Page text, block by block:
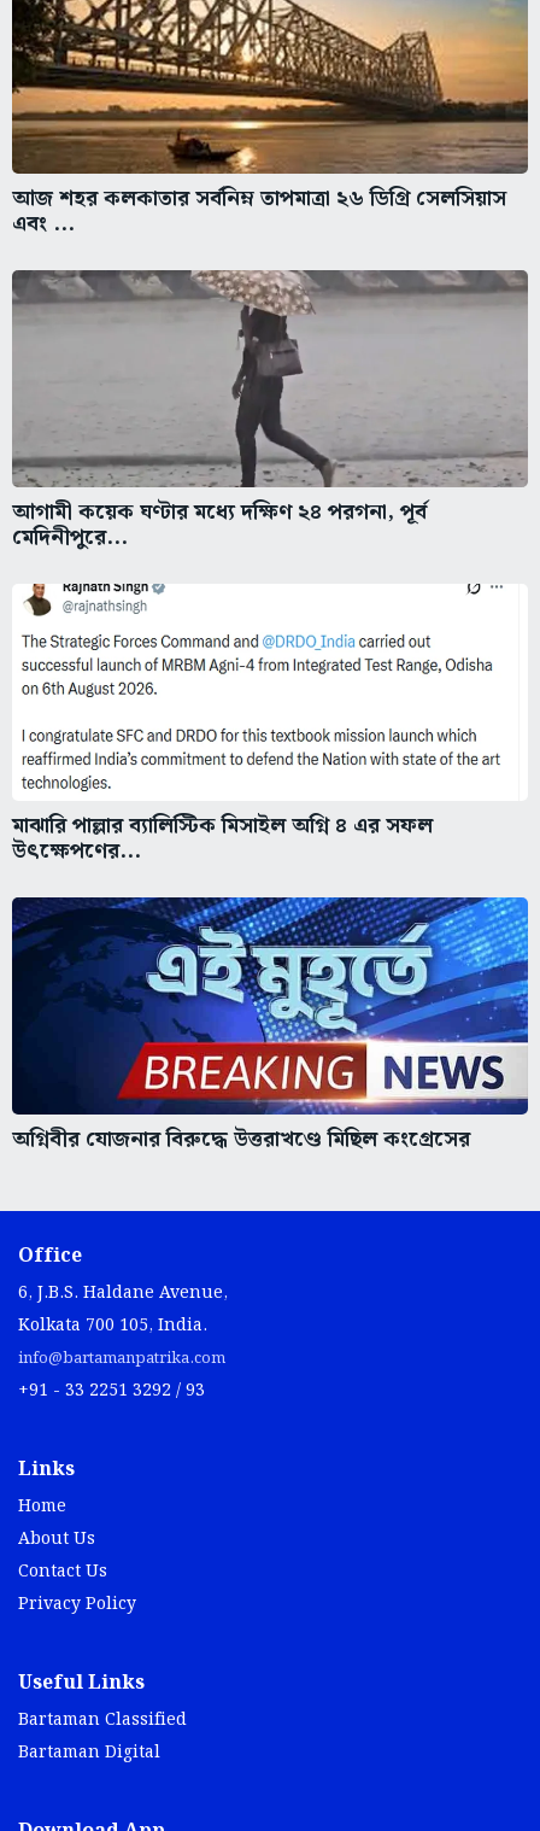
আজ শহর কলকাতার সর্বনিম্ন তাপমাত্রা ২৬ ডিগ্রি সেলসিয়াস
এবং ...
আগামী কয়েক ঘণ্টার মধ্যে দক্ষিণ ২৪ পরগনা, পূর্ব
মেদিনীপুরে...
মাঝারি পাল্লার ব্যালিস্টিক মিসাইল অগ্নি ৪ এর সফল
উৎক্ষেপণের...
অগ্নিবীর যোজনার বিরুদ্ধে উত্তরাখণ্ডে মিছিল কংগ্রেসের
Office
6, J.B.S. Haldane Avenue,
Kolkata 700 105, India.
info@bartamanpatrika.com
+91 - 33 2251 3292 / 93
Links
Home
About Us
Contact Us
Privacy Policy
Useful Links
Bartaman Classified
Bartaman Digital